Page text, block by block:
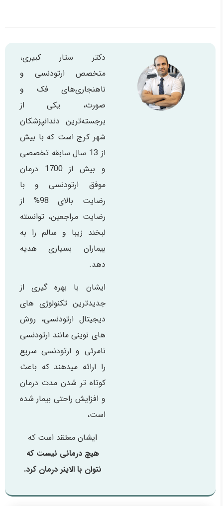
دکتر ستار کبیری،
متخصص ارتودنسی و
ناهنجاری‌های فک و
صورت، یکی از
برجسته‌ترین دندانپزشکان
شهر کرج است که با بیش
از 13 سال سابقه تخصصی
و بیش از 1700 درمان
موفق ارتودنسی و با
رضایت بالای 98% از
رضایت مراجعین، توانسته
لبخند زیبا و سالم را به
بیماران بسیاری هدیه
دهد.
ایشان با بهره گیری از
جدیدترین تکنولوژی های
دیجیتال ارتودنسی، روش
های نوینی مانند ارتودنسی
نامرئی و ارتودنسی سریع
را ارائه میدهند که باعث
کوتاه تر شدن مدت درمان
و افزایش راحتی بیمار شده
است،
ایشان معتقد است که
هیچ درمانی نیست که
نتوان با الاینر درمان کرد.